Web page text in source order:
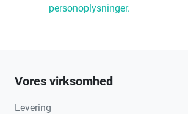
personoplysninger.
Vores virksomhed
Levering